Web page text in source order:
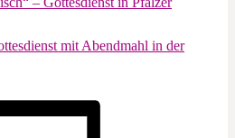
mit Abendmahl in der